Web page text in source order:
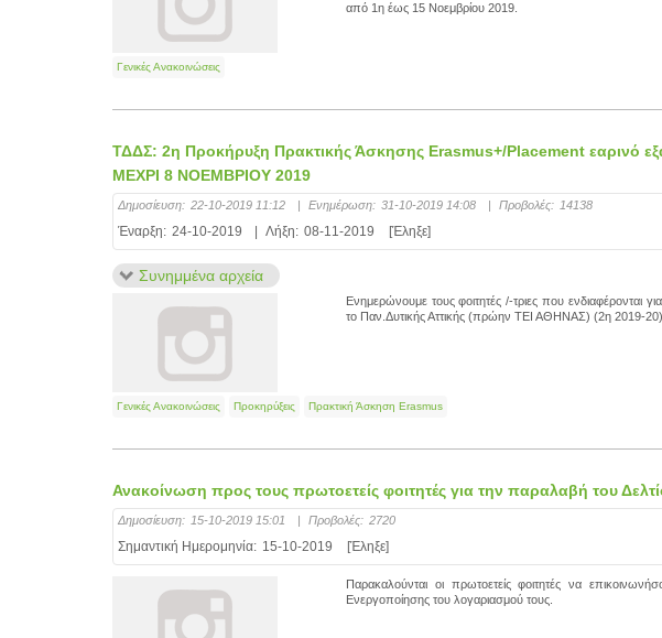
από 1η έως 15 Νοεμβρίου 2019.
Γενικές Ανακοινώσεις
ΤΔΔΣ: 2η Προκήρυξη Πρακτικής Άσκησης Erasmus+/Placement
ΜΕΧΡΙ 8 ΝΟΕΜΒΡΙΟΥ 2019
Δημοσίευση: 22-10-2019 11:12 | Ενημέρωση: 31-10-2019 14:08 | Προβολές: 14138
Έναρξη: 24-10-2019 Λήξη: 08-11-2019 [Έληξε]
Συνημμένα αρχεία
Ενημερώνουμε τους φοιτητές /-τριες που ενδιαφέρονται
το Παν.Δυτικής Αττικής (πρώην ΤΕΙ ΑΘΗΝΑΣ) (2η 2019-
Γενικές Ανακοινώσεις Προκηρύξεις Πρακτική Άσκηση Erasmus
Ανακοίνωση προς τους πρωτοετείς φοιτητές για την παραλαβή του
Δημοσίευση: 15-10-2019 15:01 | Προβολές: 2720
Σημαντική Ημερομηνία: 15-10-2019 [Έληξε]
Παρακαλούνται οι πρωτοετείς φοιτητές να
Ενεργοποίησης του λογαριασμού τους.